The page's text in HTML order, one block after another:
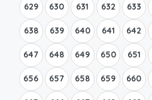
629 630 631 632 633
638 639 640 641 642
647 648 649 650 651
656 657 658 659 660